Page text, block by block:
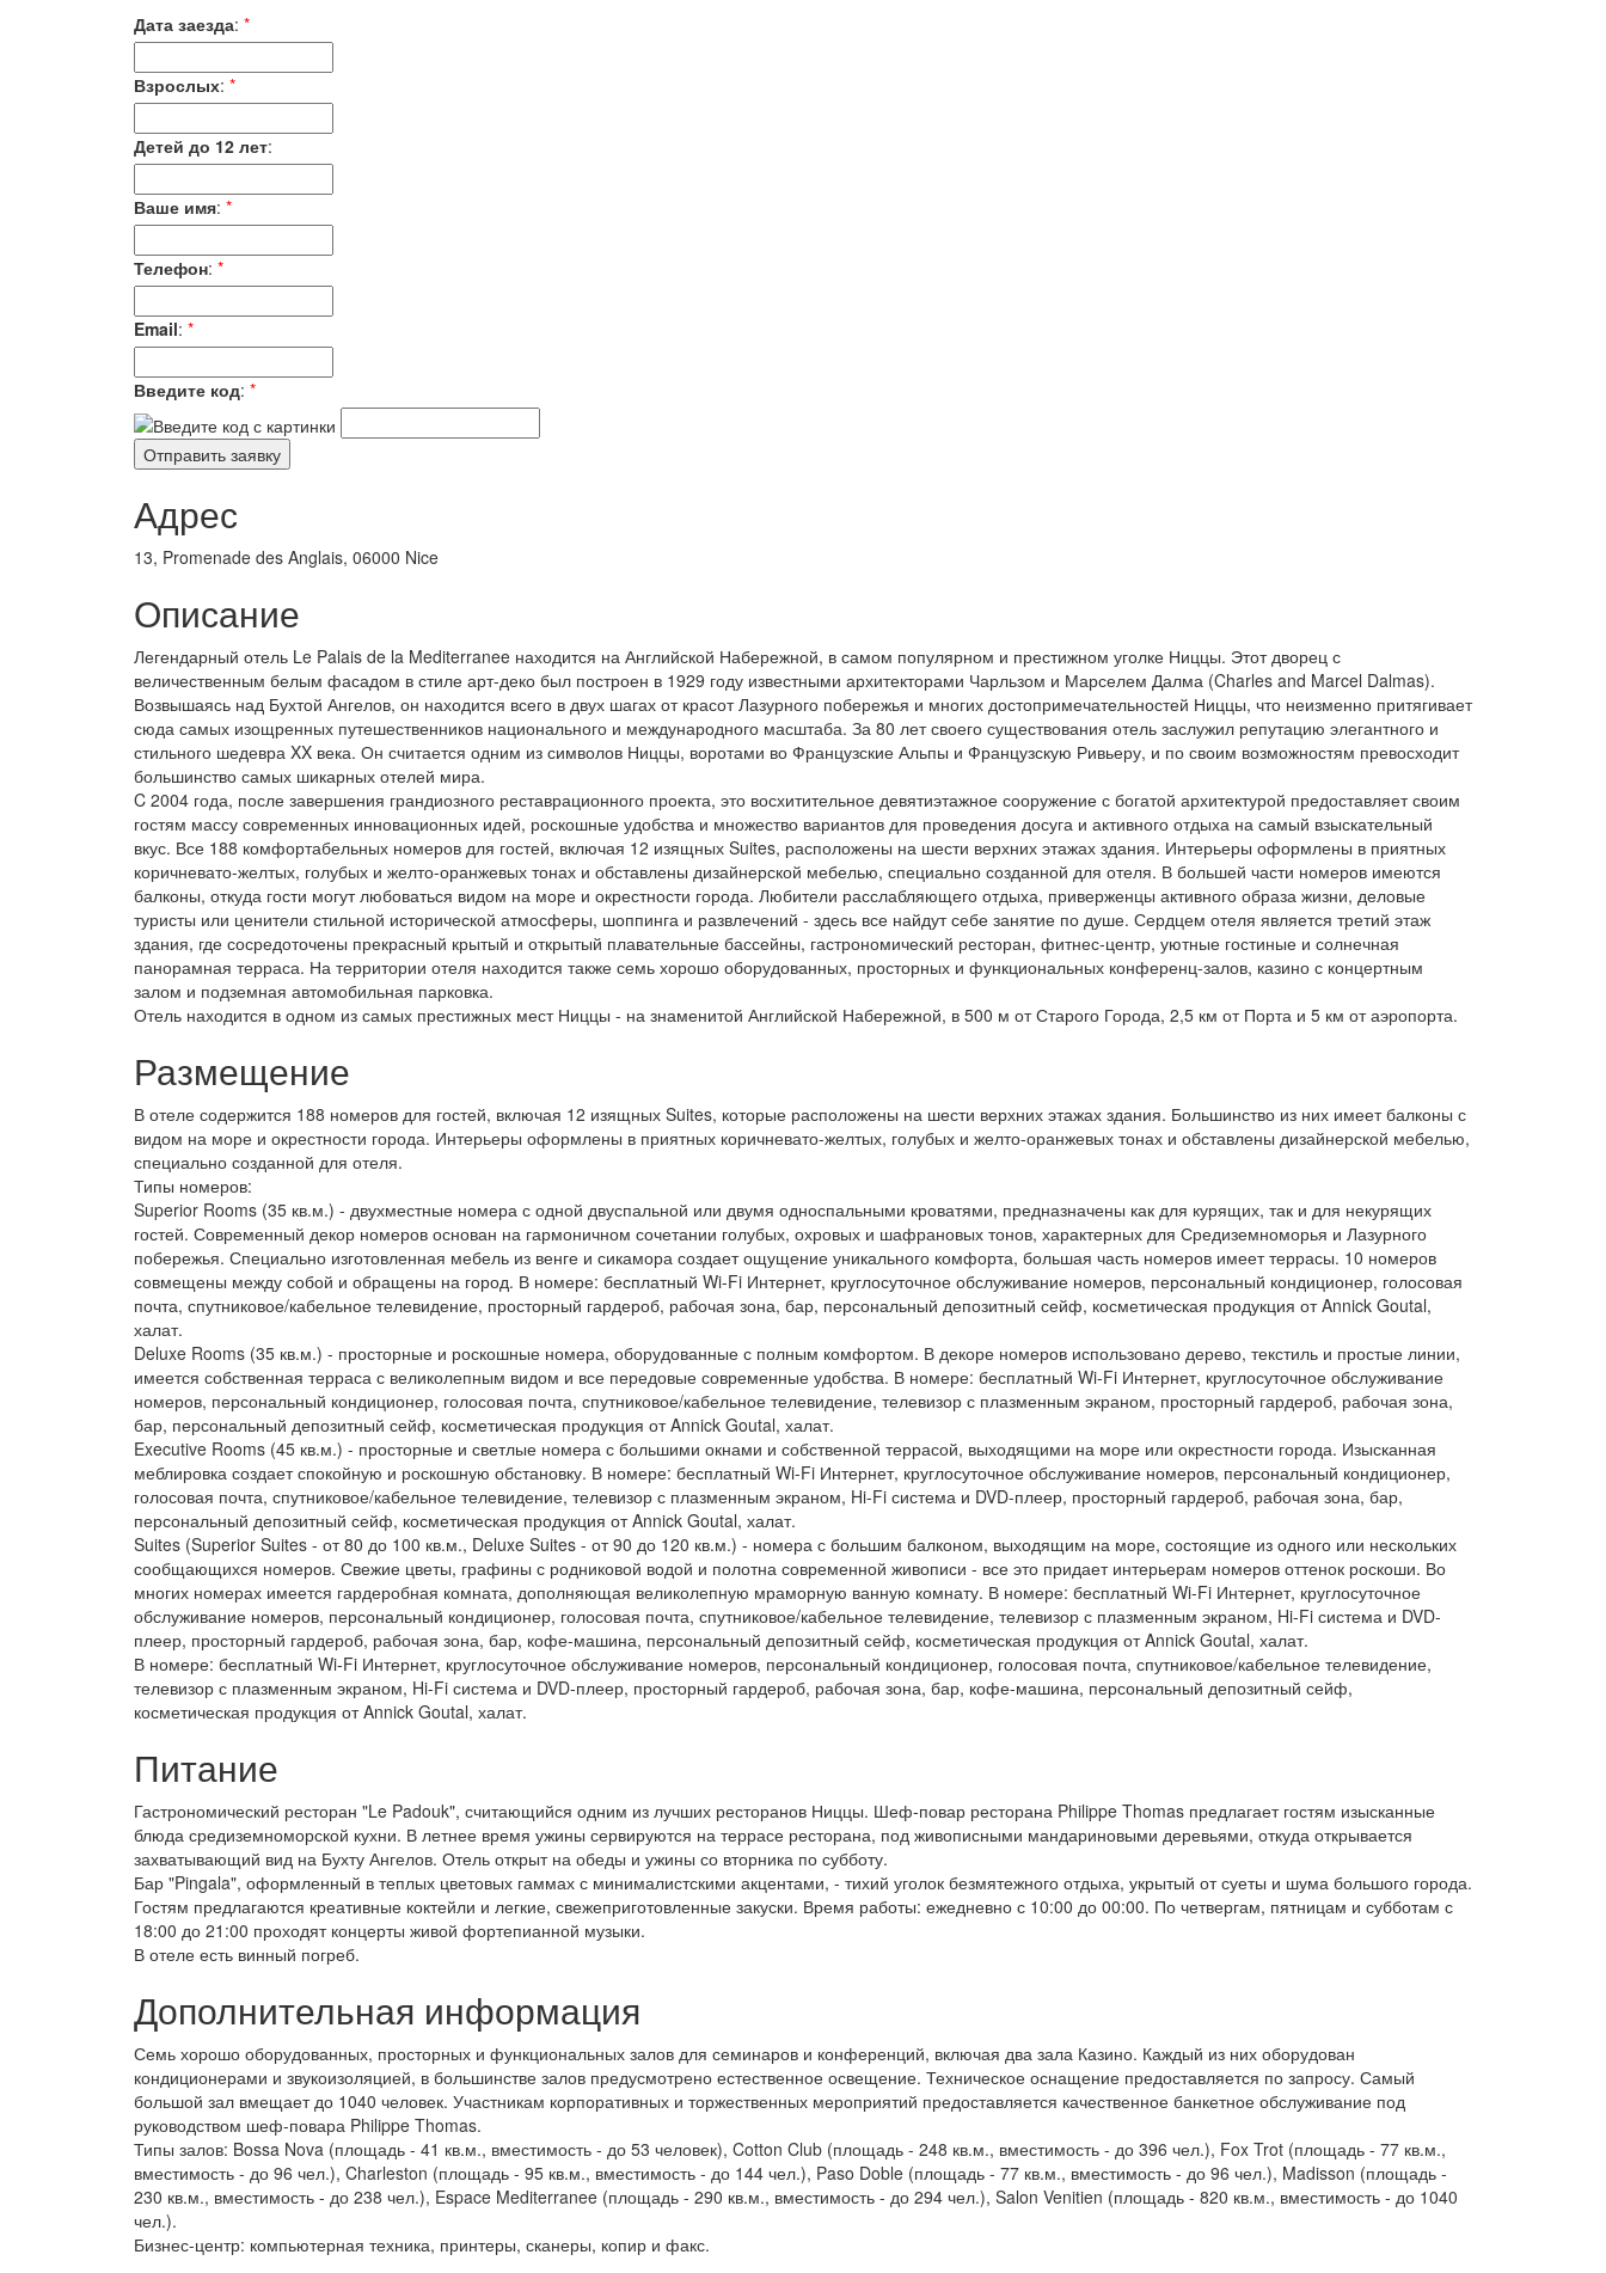
Дата заезда: *
Взрослых: *
Детей до 12 лет:
Ваше имя: *
Телефон: *
Email: *
Введите код: *
Адрес
13, Promenade des Anglais, 06000 Nice
Описание
Легендарный отель Le Palais de la Mediterranee находится на Английской Набережной, в самом популярном и престижном уголке Ниццы. Этот дворец с
величественным белым фасадом в стиле арт-деко был построен в 1929 году известными архитекторами Чарльзом и Марселем Далма (Charles and Marcel Dalmas).
Возвышаясь над Бухтой Ангелов, он находится всего в двух шагах от красот Лазурного побережья и многих достопримечательностей Ниццы, что неизменно притягивает
сюда самых изощренных путешественников национального и международного масштаба. За 80 лет своего существования отель заслужил репутацию элегантного и
стильного шедевра XX века. Он считается одним из символов Ниццы, воротами во Французские Альпы и Французскую Ривьеру, и по своим возможностям превосходит
большинство самых шикарных отелей мира.
C 2004 года, после завершения грандиозного реставрационного проекта, это восхитительное девятиэтажное сооружение с богатой архитектурой предоставляет своим
гостям массу современных инновационных идей, роскошные удобства и множество вариантов для проведения досуга и активного отдыха на самый взыскательный
вкус. Все 188 комфортабельных номеров для гостей, включая 12 изящных Suites, расположены на шести верхних этажах здания. Интерьеры оформлены в приятных
коричневато-желтых, голубых и желто-оранжевых тонах и обставлены дизайнерской мебелью, специально созданной для отеля. В большей части номеров имеются
балконы, откуда гости могут любоваться видом на море и окрестности города. Любители расслабляющего отдыха, приверженцы активного образа жизни, деловые
туристы или ценители стильной исторической атмосферы, шоппинга и развлечений - здесь все найдут себе занятие по душе. Сердцем отеля является третий этаж
здания, где сосредоточены прекрасный крытый и открытый плавательные бассейны, гастрономический ресторан, фитнес-центр, уютные гостиные и солнечная
панорамная терраса. На территории отеля находится также семь хорошо оборудованных, просторных и функциональных конференц-залов, казино с концертным
залом и подземная автомобильная парковка.
Отель находится в одном из самых престижных мест Ниццы - на знаменитой Английской Набережной, в 500 м от Старого Города, 2,5 км от Порта и 5 км от аэропорта.
Размещение
В отеле содержится 188 номеров для гостей, включая 12 изящных Suites, которые расположены на шести верхних этажах здания. Большинство из них имеет балконы с
видом на море и окрестности города. Интерьеры оформлены в приятных коричневато-желтых, голубых и желто-оранжевых тонах и обставлены дизайнерской мебелью,
специально созданной для отеля.
Типы номеров:
Superior Rooms (35 кв.м.) - двухместные номера с одной двуспальной или двумя односпальными кроватями, предназначены как для курящих, так и для некурящих
гостей. Современный декор номеров основан на гармоничном сочетании голубых, охровых и шафрановых тонов, характерных для Средиземноморья и Лазурного
побережья. Специально изготовленная мебель из венге и сикамора создает ощущение уникального комфорта, большая часть номеров имеет террасы. 10 номеров
совмещены между собой и обращены на город. В номере: бесплатный Wi-Fi Интернет, круглосуточное обслуживание номеров, персональный кондиционер, голосовая
почта, спутниковое/кабельное телевидение, просторный гардероб, рабочая зона, бар, персональный депозитный сейф, косметическая продукция от Annick Goutal,
халат.
Deluxe Rooms (35 кв.м.) - просторные и роскошные номера, оборудованные с полным комфортом. В декоре номеров использовано дерево, текстиль и простые линии,
имеется собственная терраса с великолепным видом и все передовые современные удобства. В номере: бесплатный Wi-Fi Интернет, круглосуточное обслуживание
номеров, персональный кондиционер, голосовая почта, спутниковое/кабельное телевидение, телевизор с плазменным экраном, просторный гардероб, рабочая зона,
бар, персональный депозитный сейф, косметическая продукция от Annick Goutal, халат.
Executive Rooms (45 кв.м.) - просторные и светлые номера с большими окнами и собственной террасой, выходящими на море или окрестности города. Изысканная
меблировка создает спокойную и роскошную обстановку. В номере: бесплатный Wi-Fi Интернет, круглосуточное обслуживание номеров, персональный кондиционер,
голосовая почта, спутниковое/кабельное телевидение, телевизор с плазменным экраном, Hi-Fi система и DVD-плеер, просторный гардероб, рабочая зона, бар,
персональный депозитный сейф, косметическая продукция от Annick Goutal, халат.
Suites (Superior Suites - от 80 до 100 кв.м., Deluxe Suites - от 90 до 120 кв.м.) - номера с большим балконом, выходящим на море, состоящие из одного или нескольких
сообщающихся номеров. Свежие цветы, графины с родниковой водой и полотна современной живописи - все это придает интерьерам номеров оттенок роскоши. Во
многих номерах имеется гардеробная комната, дополняющая великолепную мраморную ванную комнату. В номере: бесплатный Wi-Fi Интернет, круглосуточное
обслуживание номеров, персональный кондиционер, голосовая почта, спутниковое/кабельное телевидение, телевизор с плазменным экраном, Hi-Fi система и DVD-
плеер, просторный гардероб, рабочая зона, бар, кофе-машина, персональный депозитный сейф, косметическая продукция от Annick Goutal, халат.
В номере: бесплатный Wi-Fi Интернет, круглосуточное обслуживание номеров, персональный кондиционер, голосовая почта, спутниковое/кабельное телевидение,
телевизор с плазменным экраном, Hi-Fi система и DVD-плеер, просторный гардероб, рабочая зона, бар, кофе-машина, персональный депозитный сейф,
косметическая продукция от Annick Goutal, халат.
Питание
Гастрономический ресторан "Le Padouk", считающийся одним из лучших ресторанов Ниццы. Шеф-повар ресторана Philippe Thomas предлагает гостям изысканные
блюда средиземноморской кухни. В летнее время ужины сервируются на террасе ресторана, под живописными мандариновыми деревьями, откуда открывается
захватывающий вид на Бухту Ангелов. Отель открыт на обеды и ужины со вторника по субботу.
Бар "Pingala", оформленный в теплых цветовых гаммах с минималистскими акцентами, - тихий уголок безмятежного отдыха, укрытый от суеты и шума большого города.
Гостям предлагаются креативные коктейли и легкие, свежеприготовленные закуски. Время работы: ежедневно с 10:00 до 00:00. По четвергам, пятницам и субботам с
18:00 до 21:00 проходят концерты живой фортепианной музыки.
В отеле есть винный погреб.
Дополнительная информация
Семь хорошо оборудованных, просторных и функциональных залов для семинаров и конференций, включая два зала Казино. Каждый из них оборудован
кондиционерами и звукоизоляцией, в большинстве залов предусмотрено естественное освещение. Техническое оснащение предоставляется по запросу. Самый
большой зал вмещает до 1040 человек. Участникам корпоративных и торжественных мероприятий предоставляется качественное банкетное обслуживание под
руководством шеф-повара Philippe Thomas.
Типы залов: Bossa Nova (площадь - 41 кв.м., вместимость - до 53 человек), Cotton Club (площадь - 248 кв.м., вместимость - до 396 чел.), Fox Trot (площадь - 77 кв.м.,
вместимость - до 96 чел.), Charleston (площадь - 95 кв.м., вместимость - до 144 чел.), Paso Doble (площадь - 77 кв.м., вместимость - до 96 чел.), Madisson (площадь -
230 кв.м., вместимость - до 238 чел.), Espace Mediterranee (площадь - 290 кв.м., вместимость - до 294 чел.), Salon Venitien (площадь - 820 кв.м., вместимость - до 1040
чел.).
Бизнес-центр: компьютерная техника, принтеры, сканеры, копир и факс.